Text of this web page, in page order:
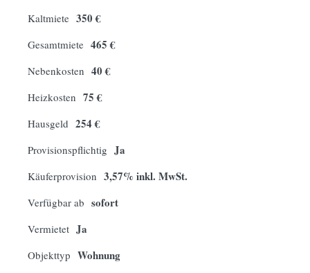
Kaltmiete 350 €
Gesamtmiete 465 €
Nebenkosten 40 €
Heizkosten 75 €
Hausgeld 254 €
Provisionspflichtig Ja
Käuferprovision 3,57% inkl. MwSt.
Verfügbar ab sofort
Vermietet Ja
Objekttyp Wohnung